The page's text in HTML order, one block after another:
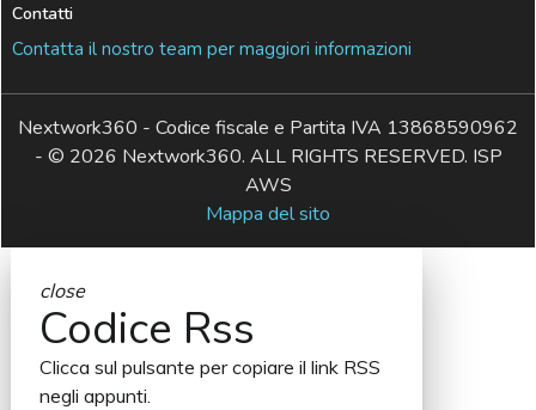
Contatti
Contatta il nostro team per maggiori informazioni
Nextwork360 - Codice fiscale e Partita IVA 13868590962
- © 2026 Nextwork360. ALL RIGHTS RESERVED. ISP
AWS
Mappa del sito
close
Codice Rss
Clicca sul pulsante per copiare il link RSS
negli appunti.